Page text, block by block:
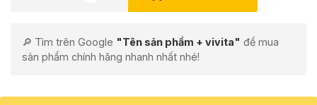
🔎 Tìm trên Google "Tên sản phẩm + vivita" để mua
sản phẩm chính hãng nhanh nhất nhé!